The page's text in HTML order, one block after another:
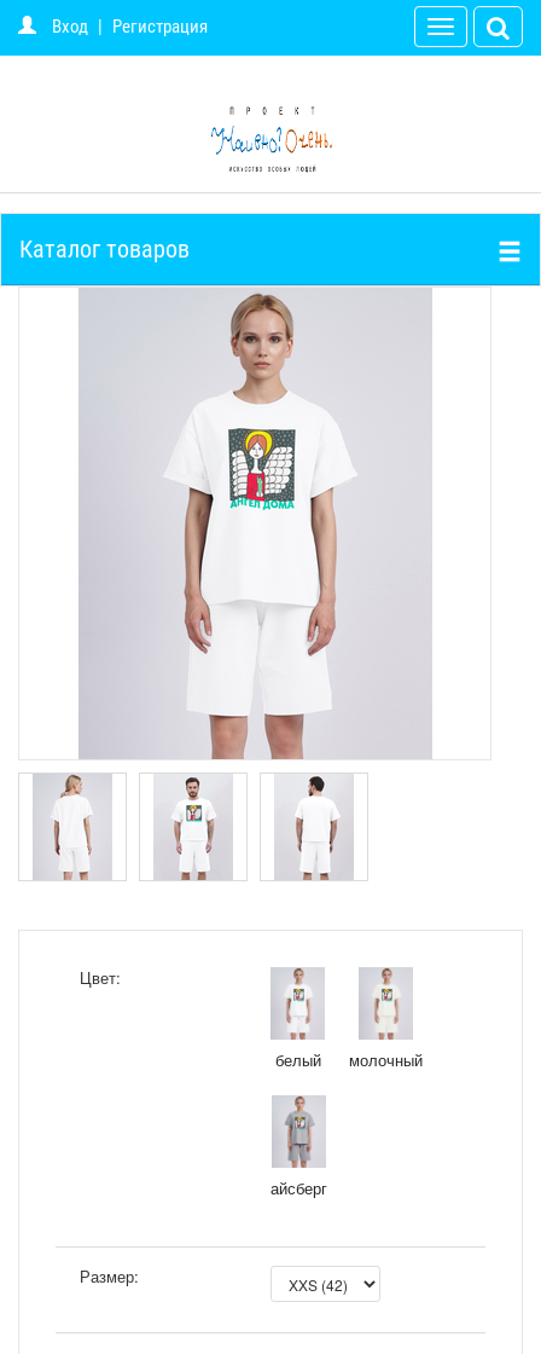
Вход | Регистрация
Toggle
navigation
Каталог товаров
Цвет:
белый молочный
айсберг
Размер: